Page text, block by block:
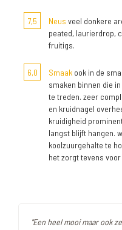
7,5 Neus veel donkere
peated, laurierdrop,
fruitigs.
6,0 Smaak ook in de
smaken binnen die
te treden. zeer
en kruidnagel
kruidigheid
langst blijft hangen.
koolzuurgehalte te
het zorgt tevens
"Een heel mooi maar ook